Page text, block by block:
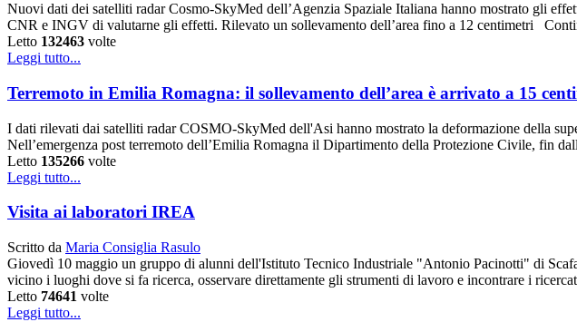
Nuovi dati dei satelliti radar Cosmo-SkyMed dell’Agenzia Spaziale Italiana hanno mostrato gli
CNR e INGV di valutarne gli effetti. Rilevato un sollevamento dell’area fino a 12 centimetri
Letto 132463 volte
Leggi tutto...
Terremoto in Emilia Romagna: il sollevamento dell’area è arrivato a 15
I dati rilevati dai satelliti radar COSMO-SkyMed dell'Asi hanno mostrato la deformazione della
Nell’emergenza post terremoto dell’Emilia Romagna il Dipartimento della Protezione Civile, fin
Letto 135266 volte
Leggi tutto...
Visita ai laboratori IREA
Scritto da Maria Consiglia Rasulo
Giovedì 10 maggio un gruppo di alunni dell'Istituto Tecnico Industriale "Antonio Pacinotti" di
vicino i luoghi dove si fa ricerca, osservare direttamente gli strumenti di lavoro e incontrare i
Letto 74641 volte
Leggi tutto...